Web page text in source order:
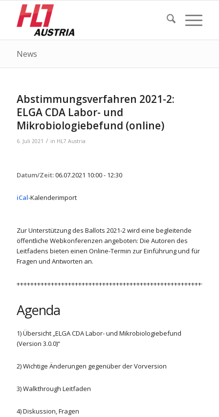
News
Abstimmungsverfahren 2021-2:
ELGA CDA Labor- und
Mikrobiologiebefund (online)
6. Juli 2021 / in HL7 Austria
Datum/Zeit:06.07.2021 10:00 - 12:30
iCal-Kalenderimport
Zur Unterstützung des Ballots 2021-2 wird eine begleitende
öffentliche Webkonferenzen angeboten: Die Autoren des
Leitfadens bieten einen Online-Termin zur Einführung und für
Fragen und Antworten an.
Agenda
1) Übersicht „ELGA CDA Labor- und Mikrobiologiebefund
(Version 3.0.0)“
2) Wichtige Änderungen gegenüber der Vorversion
3) Walkthrough Leitfaden
4) Diskussion, Fragen